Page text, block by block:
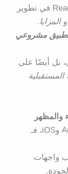
الفرق بين Flutter و React Native في تطوير
والمزايا .
لتطبيق مشروعي
بل أيضًا على
والمظهر
واجهات